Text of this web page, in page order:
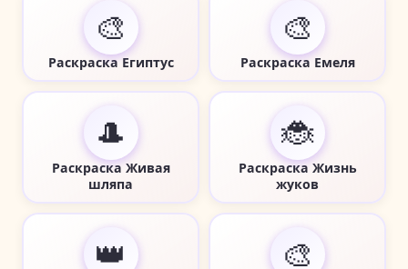
🎨
Раскраска Египтус
🎨
Раскраска Емеля
🎩
Раскраска Живая
шляпа
🐞
Раскраска Жизнь
жуков
👑 🎨